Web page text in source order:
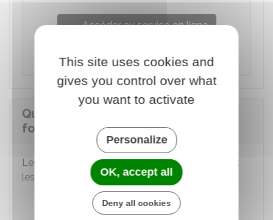
Accéder au service en ligne
Ministère chargé de l'intérieur
Quelles sont les ressources d'une
fondation d'entreprise ?
Les ressources d'une fondation d'entreprise sont
les suivantes :
Versements des fondateurs
This site uses cookies and
gives you control over what
you want to activate
Personalize
OK, accept all
Deny all cookies